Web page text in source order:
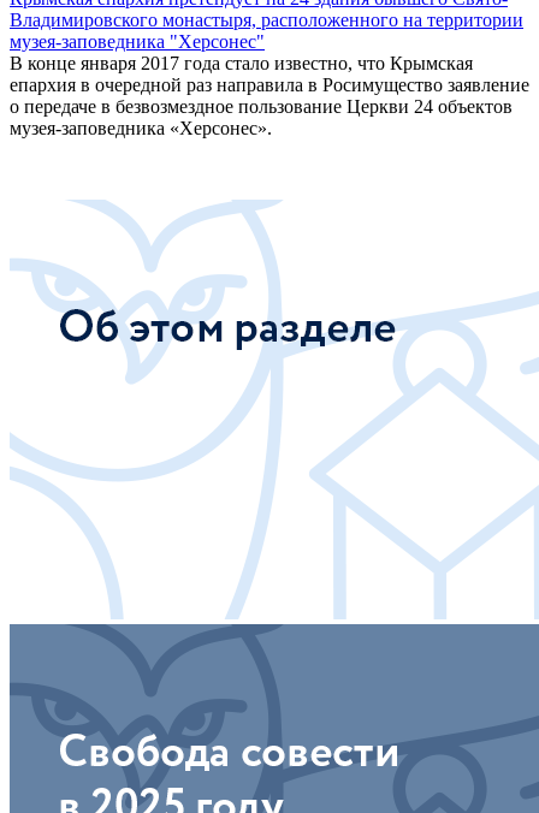
Владимировского монастыря, расположенного на территории
музея-заповедника "Херсонес"
В конце января 2017 года стало известно, что Крымская
епархия в очередной раз направила в Росимущество заявление
о передаче в безвозмездное пользование Церкви 24 объектов
музея-заповедника «Херсонес».